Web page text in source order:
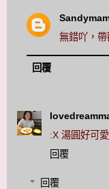
無錯吖，
回覆
:X 湯圓好可
回覆
回覆